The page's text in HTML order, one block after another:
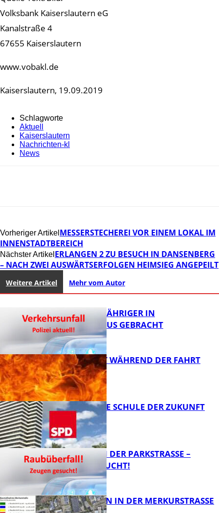
Volksbank Kaiserslautern eG
Kanalstraße 4
67655 Kaiserslautern
www.vobakl.de
Kaiserslautern, 19.09.2019
Schlagworte
Aktuell
Kaiserslautern
Nachrichten-kl
News
Vorheriger Artikel MESSERSTECHEREI VOR EINEM LOKAL IM
INNENSTADTBEREICH
Nächster Artikel ERLANGEN 2 ZU BESUCH IN DANSENBERG
– NACH ZWEI AUSWÄRTSERFOLGEN HEIMSIEG ANGEPEILT
Weitere Artikel Mehr vom Autor
FB News
UNFALL: 58-JÄHRIGER IN
KRANKENHAUS GEBRACHT
FB News
AUTO FÄNGT WÄHREND DER FAHRT
FEUER
WIE SIEHT DIE SCHULE DER ZUKUNFT
AUS?
ÜBERFALL IN DER PARKSTRASSE – Z
EUGEN GESUCHT!
BAUARBEITEN IN DER MERKURSTRASSE